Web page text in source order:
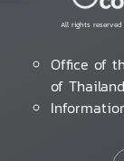
All rights
Office of
of Thailand